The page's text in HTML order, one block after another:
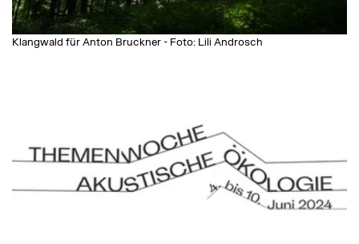
Klangwald für Anton Bruckner - Foto: Lili Androsch